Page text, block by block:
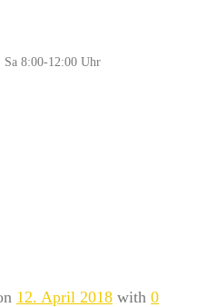
8:00-12:00 Uhr
12. April 2018 with 0